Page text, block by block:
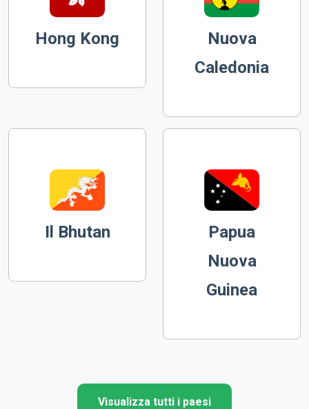
Hong Kong
Nuova
Caledonia
Il Bhutan
Papua
Nuova
Guinea
Visualizza tutti i paesi